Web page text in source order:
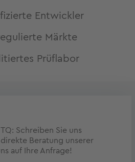
Entwickler
Märkte
Prüflabor
Schreiben Sie uns
Beratung unserer
auf Ihre Anfrage!